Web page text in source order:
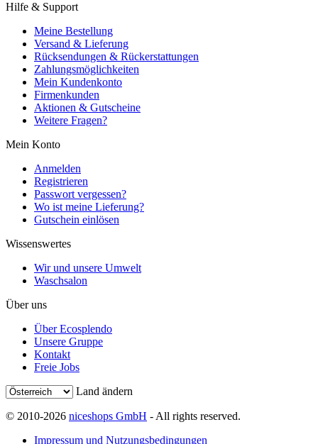
Hilfe & Support
Meine Bestellung
Versand & Lieferung
Rücksendungen & Rückerstattungen
Zahlungsmöglichkeiten
Mein Kundenkonto
Firmenkunden
Aktionen & Gutscheine
Weitere Fragen?
Mein Konto
Anmelden
Registrieren
Passwort vergessen?
Wo ist meine Lieferung?
Gutschein einlösen
Wissenswertes
Wir und unsere Umwelt
Waschsalon
Über uns
Über Ecosplendo
Unsere Gruppe
Kontakt
Freie Jobs
Land ändern
© 2010-2026 niceshops GmbH - All rights reserved.
Impressum und Nutzungsbedingungen